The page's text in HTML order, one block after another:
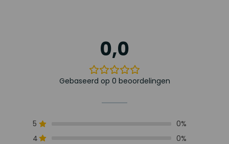
0,0
Gebaseerd op 0 beoordelingen
5
0%
4
0%